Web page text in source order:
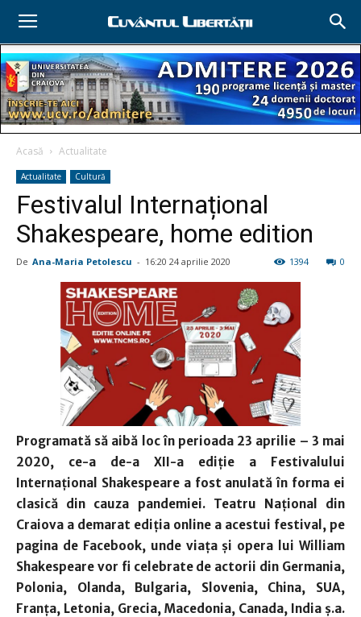
Acasă Actualitate
Actualitate Cultură
Festivalul Internațional
Shakespeare, home edition
De Ana-Maria Petolescu - 16:20 24 aprilie 2020 0
1394
Programată să aibă loc în perioada 23 aprilie – 3 mai
2020, ce-a de-a XII-a ediție a Festivalului
Internațional Shakespeare a fost anulată în forma ei
clasică din cauza pandemiei. Teatru Național din
Craiova a demarat ediția online a acestui festival, pe
pagina de Facebook, unde viața și opera lui William
Shakespeare vor fi celebrate de actorii din Germania,
Polonia, Olanda, Bulgaria, Slovenia, China, SUA,
Franța, Letonia, Grecia, Macedonia, Canada, India ș.a.